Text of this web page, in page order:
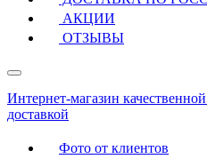
АКЦИИ
ОТЗЫВЫ
Интернет-магазин
доставкой
Фото от клиентов